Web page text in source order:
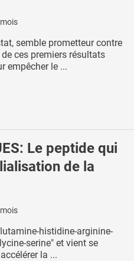
semble prometteur contre
ces premiers résultats
empêcher le ...
Le peptide qui
de la
histidine-arginine-
serine" et vient se
la ...